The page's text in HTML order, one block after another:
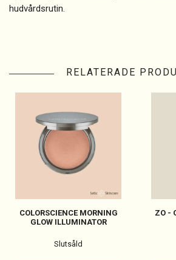
hudvårdsrutin.
RELATERADE
COLORSCIENCE MORNING
GLOW ILLUMINATOR
Slutsåld
ZO -